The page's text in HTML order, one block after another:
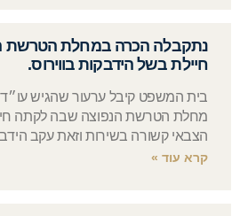
נתקבלה הכרה במחלת הטרשת
חיילת בשל הידבקות בווירוס.
בית המשפט קיבל ערעור שהגיש עו״ד
מחלת הטרשת הנפוצה שבה לקתה
הצבאי קשורה בשירות וזאת עקב
קרא עוד »